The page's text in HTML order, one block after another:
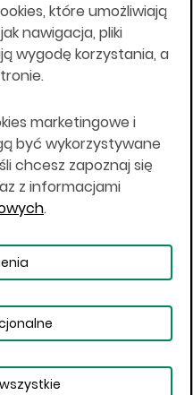
stronie w tym
nie są
miejsce
Stanach
jurysdykcji, w której
z prawem lub w
produktów
lub w której nie
Prawa obowiązujące
czy jest możliwe
osobowe
które umożliwiają
nawigacja, pliki
wygodę korzystania, a
marketingowe i
być wykorzystywane
chcesz zapoznaj się
z informacjami
.